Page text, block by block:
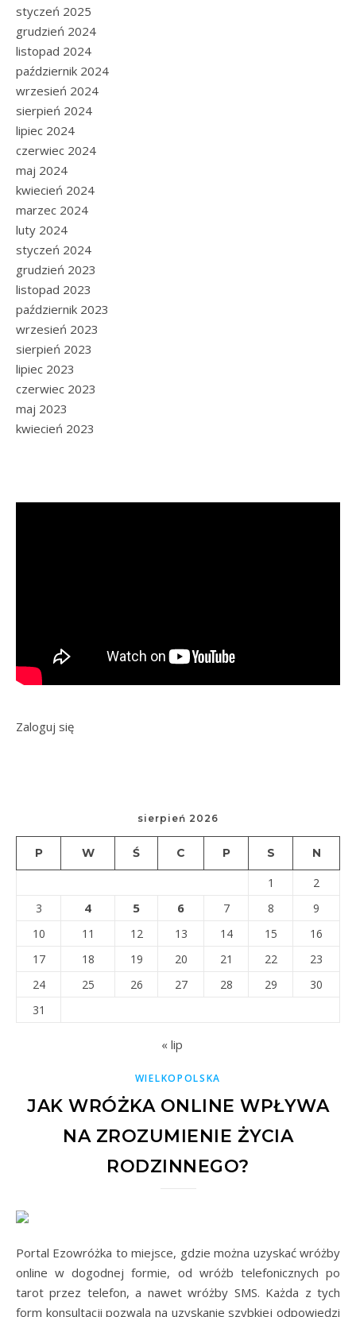
styczeń 2025
grudzień 2024
listopad 2024
październik 2024
wrzesień 2024
sierpień 2024
lipiec 2024
czerwiec 2024
maj 2024
kwiecień 2024
marzec 2024
luty 2024
styczeń 2024
grudzień 2023
listopad 2023
październik 2023
wrzesień 2023
sierpień 2023
lipiec 2023
czerwiec 2023
maj 2023
kwiecień 2023
Zaloguj się
sierpień 2026
P W Ś C P S N
1
2
3
4 5 6 7 8
9
10
11 12 13 14 15
16
17
18 19 20 21 22
23
24
25 26 27 28 29
30
31
« lip
WIELKOPOLSKA
JAK WRÓŻKA ONLINE WPŁYWA
NA ZROZUMIENIE ŻYCIA
RODZINNEGO?
Portal Ezowróżka to miejsce, gdzie można uzyskać wróżby
online w dogodnej formie, od wróżb telefonicznych po
tarot przez telefon, a nawet wróżby SMS. Każda z tych
form konsultacji pozwala na uzyskanie szybkiej odpowiedzi